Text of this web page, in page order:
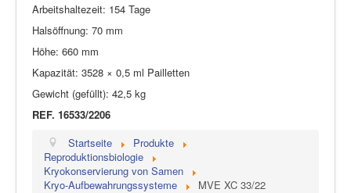
Arbeitshaltezeit: 154 Tage
Halsöffnung: 70 mm
Höhe: 660 mm
Kapazität: 3528 × 0,5 ml Pailletten
Gewicht (gefüllt): 42,5 kg
REF. 16533/2206
Startseite
Produkte
Reproduktionsbiologie
Kryokonservierung von Samen
Kryo-Aufbewahrungssysteme
MVE XC 33/22